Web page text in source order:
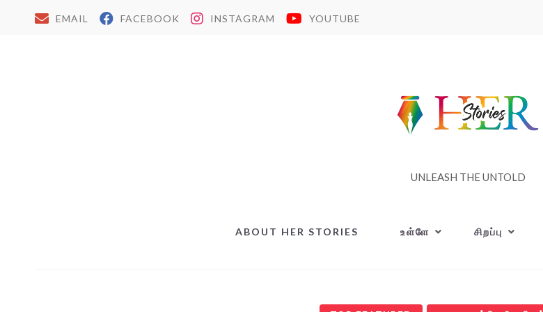
EMAIL FACEBOOK INSTAGRAM YOUTUBE
UNLEASH THE UNTOLD
ABOUT HER STORIES உள்ளே சிறப்பு